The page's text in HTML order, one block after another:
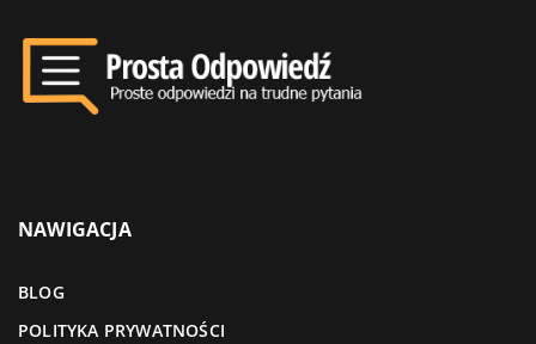
NAWIGACJA
BLOG
POLITYKA PRYWATNOŚCI